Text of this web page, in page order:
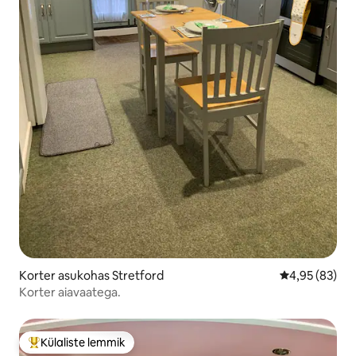
Korter asukohas Stretford Keskmine
4,95 (83)
Korter aiavaatega.
Külaliste suur lemmik
Külaliste lemmik